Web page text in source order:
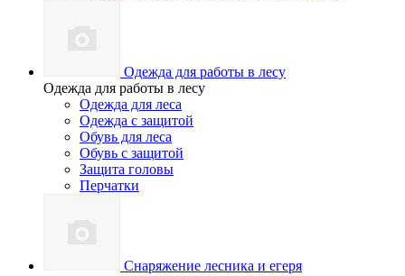
Одежда для работы в лесу
Одежда для работы в лесу
Одежда для леса
Одежда с защитой
Обувь для леса
Обувь с защитой
Защита головы
Перчатки
Снаряжение лесника и егеря